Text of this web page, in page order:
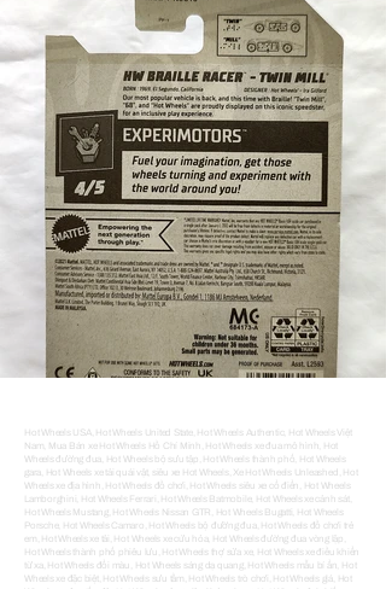
Hot Wheels USA, Hot Wheels United State, Hot Wheels Authentic, Hot Wheels Việt Nam, Mua Bán xe Hot Wheels Hồ Chí Minh, Hot Wheels xe đua mô hình, Hot Wheels đường đua, Hot Wheels bộ sưu tập, Hot Wheels thành phố, Hot Wheels gara, Hot Wheels xe tải quái vật, siêu xe Hot Wheels, Xe Hot Wheels Unleashed, Hot Wheels xe địa hình, Hot Wheels đồ chơi, Hot Wheels siêu xe cổ điển, Hot Wheels Lamborghini, Hot Wheels Ferrari, Hot Wheels Batmobile, Hot Wheels xe cảnh sát, Hot Wheels Mustang, Hot Wheels Nissan GTR, Hot Wheels Bugatti, Hot Wheels Porsche, Hot Wheels Camaro, Hot Wheels bộ đường đua, Hot Wheels đồ chơi trẻ em, Hot Wheels xe tải, Hot Wheels xe cứu hỏa, Hot Wheels đường đua vòng lặp, Hot Wheels thành phố phiêu lưu, Hot Wheels thợ sửa xe, Hot Wheels xe điều khiển từ xa, Hot Wheels đổi màu, Hot Wheels sáng dạ quang, Hot Wheels mẫu bí ẩn, Hot Wheels xe đặc biệt, Hot Wheels sưu tầm, Hot Wheels trò chơi, Hot Wheels giá, Hot Wheels xe đua tốc độ, Hot Wheels công viên khủng long, Hot Wheels đại chiến xe tải, Hot Wheels bộ mô hình, Hot Wheels quái vật, Hot Wheels xe cổ điển, Hot Wheels xe hiếm, Hot Wheels đường đua dành cho bé, Hot Wheels bộ quà tặng, Hot Wheels siêu gara tối thượng, Hot Wheels đổi màu khi nhúng nước, Hot Wheels siêu xe đua, Hot Wheels cuộc đua kéo, Hot Wheels sự kiện, Hot Wheels trực tuyến, Hot Wheels xe tải đội, Hot Wheels vận chuyển, Hot Wheels đường đua lớn, Hot Wheels kỷ niệm 50 năm, Hot Wheels phiêu lưu, Hot Wheels xe đua đổ đèo, Hot Wheels đường đua nhanh, Hot Wheels xe địa hình mini, Hot Wheels trang trí phòng, Hot Wheels bộ bãi đỗ xe, Hot Wheels xe lửa, Hot Wheels tàu bay, Hot Wheels máy bay, Hot Wheels tàu biển, Hot Wheels con đường mạo hiểm, Hot Wheels cầu thang, Hot Wheels ngã tư, Hot Wheels nhà máy, Hot Wheels sân bay, Hot Wheels tàu cao tốc, Hot Wheels phiêu lưu thành phố, Hot Wheels xe cổ điển Nhật Bản, Hot Wheels xe thể thao, Hot Wheels sưu tập xe, Hot Wheels xe đua điện tử, Hot Wheels ứng dụng di động, Hot Wheels cửa hàng trực tuyến, Hot Wheels sự kiện fan, Hot Wheels cộng đồng, Hot Wheels trò chơi di động, Hot Wheels xe tải nhỏ, Hot Wheels bộ đồ chơi xe đua, Hot Wheels cuộc thi, Hot Wheels sự kiện đua xe, Hot Wheels câu lạc bộ, Hot Wheels cửa hàng mô hình, Hot Wheels hướng dẫn mua xe, Hot Wheels lịch sử, Hot Wheels đánh giá sản phẩm, Hot Wheels tin tức mới, Hot Wheels xe mô hình nổi tiếng, Hot Wheels thị trường, Hot Wheels sản phẩm mới, Hot Wheels người hâm mộ, Đồ Chơi Mô Hình Siêu Xe HOT WHEELS, Sản phẩm siêu xe Hot Wheels mới nhất, Hot Wheels giá trị sưu tập cao, hơn 1000 siêu xe Hot Wheels mới mỗi năm, Chất lượng cao Hot Wheels, Hot Wheels chi tiết tinh xảo, Hot Wheels nhiều chủ đề sinh động, Hot Wheels bao nhiêu tiền, Xe Hot Wheels hiếm độc lạ, Hot Wheels MYKINGDOM, Mua bộ xe Hot Wheels giá tốt, Hot Wheels giá rẻ, Hot Wheels miễn phí vận chuyển, Hot Wheels đủ loại, Hot Wheels giao hàng đúng hàng, Xe Hot Wheels hàng chính hãng, Xe Hot Wheels giao nhanh, Xe mô hình Hot Wheels 1:64, Mua đồ chơi xe Hot Wheels, Hot Wheels đường đua, Hot Wheels Lamborghini, Hot Wheels Vietnam, Đua xe Hot Wheels, Sưu tầm xe Hot Wheels, Xe Hot Wheels cứu hỏa, Xe Hot Wheels cảnh sát, Xe Hot Wheels thể thao, Xe Hot Wheels địa hình, Xe Hot Wheels monster truck, Xe Hot Wheels quái vật, Xe thể thao nổi tiếng Hot Wheels, Hot Wheels mô hình xe, Đồ chơi xe Hot Wheels, Đồ chơi ô tô Hot Wheels, Hot Wheels cho trẻ em, Mô hình xe Hot Wheels, Đồ chơi xe máy Hot Wheels, Mô hình ô tô Hot Wheels, Xe cẩu đồ chơi Hot Wheels, Xe đồ chơi cho bé Hot Wheels, Xe hơi đồ chơi Hot Wheels, Xe cứu hỏa đồ chơi Hot Wheels, Xe cảnh sát đồ chơi Hot Wheels, Xe moto đồ chơi Hot Wheels, Xe đồ chơi điều khiển từ xa Hot Wheels, Bộ đồ chơi Hot Wheels, Quà tặng Hot Wheels cho bé trai, Quà Hot Wheels cho bé gái, Ý tưởng quà tặng Hot Wheels giá rẻ, Hot Wheels khuyến mãi, Bán Hot Wheels online, Hot Wheels xe tăng mô hình, Hot Wheels xe buýt đồ chơi, Xe điện đồ chơi Hot Wheels, Xe đồ chơi tự lái Hot Wheels, Vô lăng đồ chơi Hot Wheels, Xe đồ chơi cao cấp Hot Wheels, Xe Hot Wheels điều khiển từ xa, Bộ sưu tập Hot Wheels đẹp, Hot Wheels hàng chính hãng giá rẻ, Xe Hot Wheels mô hình Lamborghini, Hot Wheels Ferrari mô hình, Hot Wheels siêu xe Mec, Hot Wheels xe container đồ chơi, Xe đua điều khiển từ xa Hot Wheels, Xe tải đồ chơi Hot Wheels, Xe buýt đồ chơi Hot Wheels, Hot Wheels cars, Hot Wheels track, Hot Wheels set, Hot Wheels city, Hot Wheels garage, Hot Wheels monster trucks, Hot Wheels Unleashed, Hot Wheels race track, Hot Wheels collection, Hot Wheels treasure hunt, Hot Wheels ID, Hot Wheels custom cars, Hot Wheels Batmobile, Hot Wheels Lamborghini, Hot Wheels rare cars, Hot Wheels classics, Hot Wheels Ferrari, Hot Wheels Corvette, Hot Wheels Mustang, Hot Wheels Nissan GTR, Hot Wheels Bugatti, Hot Wheels Porsche, Hot Wheels Camaro, Hot Wheels trucks, Hot Wheels bike, Hot Wheels Mario Kart, Hot Wheels dinosaur, Hot Wheels loop track, Hot Wheels airport, Hot Wheels raceway, Hot Wheels trucks series, Hot Wheels team transport, Hot Wheels stunts, Hot Wheels ramps, Hot Wheels super ultimate garage, Hot Wheels color shifters, Hot Wheels glow in the dark, Hot Wheels mystery models, Hot Wheels race cars, Hot Wheels remote control, Hot Wheels track builder, Hot Wheels 50th anniversary, Hot Wheels limited edition, Hot Wheels fantasy cars, Hot Wheels drift, Hot Wheels collectible cars, Hot Wheels diecast, Hot Wheels premium cars, Hot Wheels game, Hot Wheels toys, Hot Wheels gift set, Hot Wheels mega hauler, Hot Wheels monster trucks live, Hot Wheels treasure hunt cars, Hot Wheels super treasure hunt, Hot Wheels 2024, Hot Wheels new releases, Hot Wheels price guide, Hot Wheels value, Hot Wheels for sale, Hot Wheels collectors, Hot Wheels legends, Hot Wheels master track, Hot Wheels tracks for kids, Hot Wheels wall tracks, Hot Wheels water play set, Hot Wheels flying customs, Hot Wheels robot, Hot Wheels shark attack, Hot Wheels city garage, Hot Wheels cars for boys, Hot Wheels video game, Hot Wheels stunt cars, Hot Wheels app, Hot Wheels virtual garage, Hot Wheels online store, Hot Wheels 1:64 scale, Hot Wheels drag race, Hot Wheels championship, Hot Wheels events, Hot Wheels birthday party, Hot Wheels competitions, Hot Wheels convention, Hot Wheels marketplace, Hot Wheels mini cars, Hot Wheels mobile game, Hot Wheels repair shop, Hot Wheels YouTube, Hot Wheels blog, Hot Wheels wiki, Hot Wheels 3D printing, Hot Wheels car races, Hot Wheels history, Hot Wheels reviews, Hot Wheels buying guide, Hot Wheels news, Hot Wheels fan club, Hot Wheels Tooned Series Tooned Twin Mill ZAMAC, (TH) Hot Wheels Tooned Series Tooned Twin Mill, Hot Wheels HW Workshop Series 2013 Hot Wheels Chevy Camaro Special Edition, Hot Wheels HW Workshop Series '70 Ford Escort RS1600, Hot Wheels HW Workshop Series Aston Martin 963 DB5 Xanh Ngọc, Hot Wheels HW Exotics Series Tesla Roadster, Hot Wheels HW Exotics Series Lotus Evija, Hot Wheels Factory Fresh Series Mercedes-Benz 500 E, Hot Wheels Factory Fresh Series Lotus Sport Elise Vàng, Hot Wheels Factory Fresh Series Lotus Sport Elise Trắng, Hot Wheels Rally Champs Series '84 Audi Sport quattro, Hot Wheels HW Turbo Series '89 Mercedes-Benz 560 SEC AMG, Hot Wheels HW Art Cars Series '92 Ford Mustang, Hot Wheels J-Imports Series 1986 Toyota Van, Hot Wheels Night Burnerz Series 1985 Honda CR-X, Hot Wheels Retro Racers Series '73 BMW 3.0 CSL Race Car, Hot Wheels HW Mild to Wild Series '10 Pro Stock Camaro, Hot Wheels 2009 New Models Series 2009 Nissan GT-R, Hot Wheels Red Edition Series Volkswagen Beetle, Hot Wheels HW Flames Series Bad Bagger, Hot Wheels HW Roadsters Series 'Corvette C7 Z06 Convertible, Hot Wheels HW Hatchbacks Series '19 Mercedes-Benz A-Class, Hot Wheels HW Metro Series '56 Ford F-100, Hot Wheels HW Ride-Ons Series Pixel Shaker, Hot Wheels HW Speed Team Series Draftnator, Hot Wheels Legends of Speed Series 2016 Ford GT Race, Hot Wheels 100% Hot Wheels Series '63 Cadillac Fleetwood LIMITED Diecast Toy Car, Hot Wheels 100% Preferred: Super Street Series Honda Civic Si Diecast Toy Car, Hot Wheels 50th Anniversary Black an Gold Series '10 Bone Shaker, Hot Wheels Rad Trucks Series '10 Toyota Tundra, Hot Wheels Rad Trucks Series Chevy Silverado, Hot Wheels Rad Trucks Series '79 Ford Pickup, Hot Wheels Rad Trucks Series 2009 Ford F-150 Black Model Diecast Toy Race Car, Hot Wheels Camouflage Series '12 Camaro ZL1 Concept, Hot Wheels Racing Circuit Series '69 Corvette, Hot Wheels Racing Circuit Series '15 Shelby GT-500 Super Snake, Hot Wheels Racing Circuit Series '69 Pontiac GTO, Hot Wheels Racing Circuit Series '70 Pontiac Firebird, Hot Wheels Racing Circuit Series 1971 Buick Riviera, Hot Wheels HW Daredevils Series Fiat 500 Cam, Hot Wheels Factory Fresh Series '18 Dodge Challenger SRT Demon, Hot Wheels Volkswagen Series Volkswagen Golf Mk2, Hot Wheels HW Art Cars Series '64 Chevy Nova Wagon, Hot Wheels Rod Squad Series '69 Dodge Charger 500, Hot Wheels HW Race Day Series Dodge Charger Stock Car, Hot Wheels HW Speed Graphics Series '90 Honda Civic EF, Hot Wheels HW Exotics SeriesJaguar XJ220, Hot Wheels Factory Fresh Series Jaguar XE SV Project 8, Hot Wheels HW Art Cars Series '80 El Camino, Hot Wheels HW Workshop Series '68 Hemi Barracuda, Hot Wheels HW Workshop Series '70 Plymouth Superbird, Hot Wheels HW Workshop Series '68 COPO Camaro, Hot Wheels HW Workshop Series '86 Monte Carlo SS, Hot Wheels W Race Series Custom '15 Ford Mustang, Hot Wheels Chevy Bel Air Series '59 Chevy Impala, Hot Wheels Red Edition Series '76 Greenwood Corvette, Hot Wheels Baja Blazers Series '20 Jeep Gladiator ZAMAC, Hot Wheels Experimotors Series '70 Dodge Charger, Hot Wheels HW Exotics Series '17 Pagani Huayra Roadster, Hot Wheels Mud Studs Series Volkswagen "Baja Bug" ZAMAC, Hot Wheels Then and Now Series McLaren F1 GTR, Hot Wheels HW Flames Series '70 Camaro, Hot Wheels HW Mild to Wild Series 'Corvette Stingray, Hot Wheels HW Speed Graphics Series '69 Ford Torino Talladega, Hot Wheels HW Speed Graphics Series Dodge Challenger Drift Car, Hot Wheel